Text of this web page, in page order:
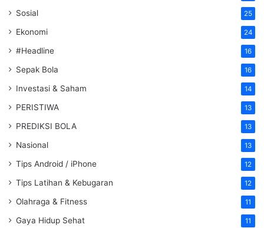
Sosial 25
Ekonomi 24
#Headline 16
Sepak Bola 16
Investasi & Saham 14
PERISTIWA 13
PREDIKSI BOLA 13
Nasional 13
Tips Android / iPhone 12
Tips Latihan & Kebugaran 12
Olahraga & Fitness 11
Gaya Hidup Sehat 11